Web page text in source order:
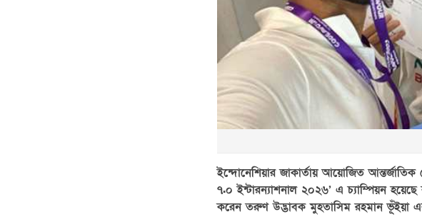
ইন্দোনেশিয়ার জাকার্তায় আয়োজিত
৭.০ ইন্টারন্যাশনাল ২০২৬’ এ চ্যাম্পিয়ন
করেন তরুণ উদ্ভাবক মুহতাসিম রহমান ভূঁইয়া